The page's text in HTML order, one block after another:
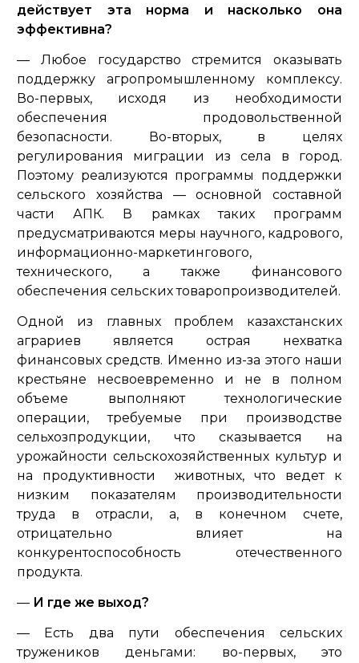
действует эта норма и насколько она
эффективна?
— Любое государство стремится оказывать
поддержку агропромышленному комплексу.
Во-первых, исходя из необходимости
обеспечения продовольственной
безопасности. Во-вторых, в целях
регулирования миграции из села в город.
Поэтому реализуются программы поддержки
сельского хозяйства — основной составной
части АПК. В рамках таких программ
предусматриваются меры научного, кадрового,
информационно-маркетингового,
технического, а также финансового
обеспечения сельских товаропроизводителей.
Одной из главных проблем казахстанских
аграриев является острая нехватка
финансовых средств. Именно из-за этого наши
крестьяне несвоевременно и не в полном
объеме выполняют технологические
операции, требуемые при производстве
сельхозпродукции, что сказывается на
урожайности сельскохозяйственных культур и
на продуктивности животных, что ведет к
низким показателям производительности
труда в отрасли, а, в конечном счете,
отрицательно влияет на
конкурентоспособность отечественного
продукта.
— И где же выход?
— Есть два пути обеспечения сельских
тружеников деньгами: во-первых, это